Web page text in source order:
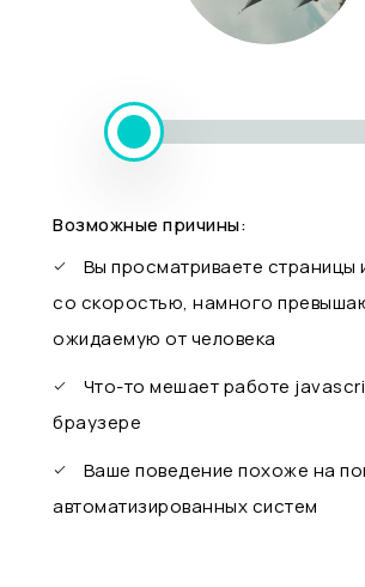
Возможные причины:
Вы просматриваете страницы
со скоростью, намного
ожидаемую от человека
Что-то мешает работе
браузере
Ваше поведение похоже на
автоматизированных систем